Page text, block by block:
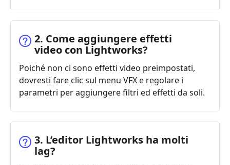
2. Come aggiungere effetti
video con Lightworks?
Poiché non ci sono effetti video preimpostati,
dovresti fare clic sul menu VFX e regolare i
parametri per aggiungere filtri ed effetti da soli.
3. L’editor Lightworks ha molti
lag?